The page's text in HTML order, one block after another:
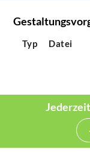
Typ Datei